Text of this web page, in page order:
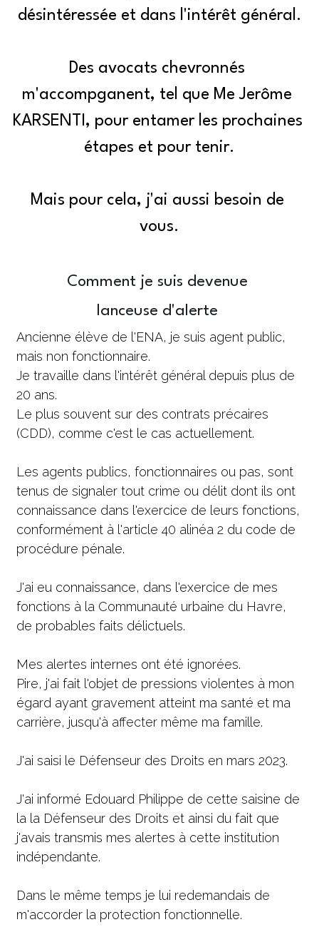
désintéressée et dans l'intérêt général.
Des avocats chevronnés
m'accompganent, tel que Me Jerôme
KARSENTI, pour entamer les prochaines
étapes et pour tenir.
Mais pour cela, j'ai aussi besoin de
vous.
Comment je suis devenue
lanceuse d'alerte
Ancienne élève de l'ENA, je suis agent public,
mais non fonctionnaire.
Je travaille dans l'intérêt général depuis plus de
20 ans.
Le plus souvent sur des contrats précaires
(CDD), comme c'est le cas actuellement.
Les agents publics, fonctionnaires ou pas, sont
tenus de signaler tout crime ou délit dont ils ont
connaissance dans l'exercice de leurs fonctions,
conformément à l'article 40 alinéa 2 du code de
procédure pénale.
J'ai eu connaissance, dans l'exercice de mes
fonctions à la Communauté urbaine du Havre,
de probables faits délictuels.
Mes alertes internes ont été ignorées.
Pire, j'ai fait l'objet de pressions violentes à mon
égard ayant gravement atteint ma santé et ma
carrière, jusqu'à affecter même ma famille.
J'ai saisi le Défenseur des Droits en mars 2023.
J'ai informé Edouard Philippe de cette saisine de
la la Défenseur des Droits et ainsi du fait que
j'avais transmis mes alertes à cette institution
indépendante.
Dans le même temps je lui redemandais de
m'accorder la protection fonctionnelle.